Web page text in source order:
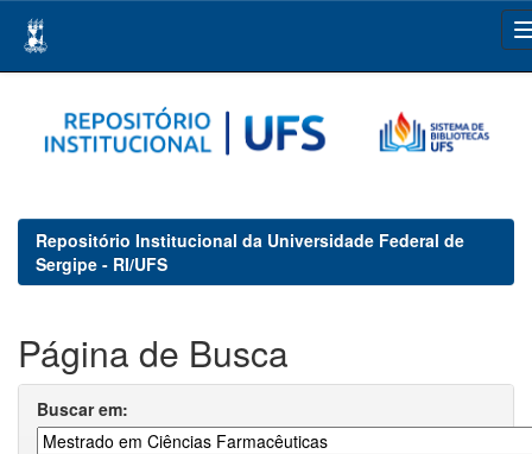
navigation
Repositório Institucional da Universidade Federal de
Sergipe - RI/UFS
Página de Busca
Buscar em: